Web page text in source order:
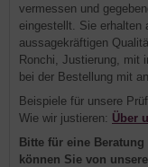
vermessen und
eingestellt. Sie erhalten
aussagekräftigen
Ronchi, Justierung, mit
bei der Bestellung mit
Beispiele für unsere
Wie wir justieren: Über
Bitte für eine Beratung
können Sie von